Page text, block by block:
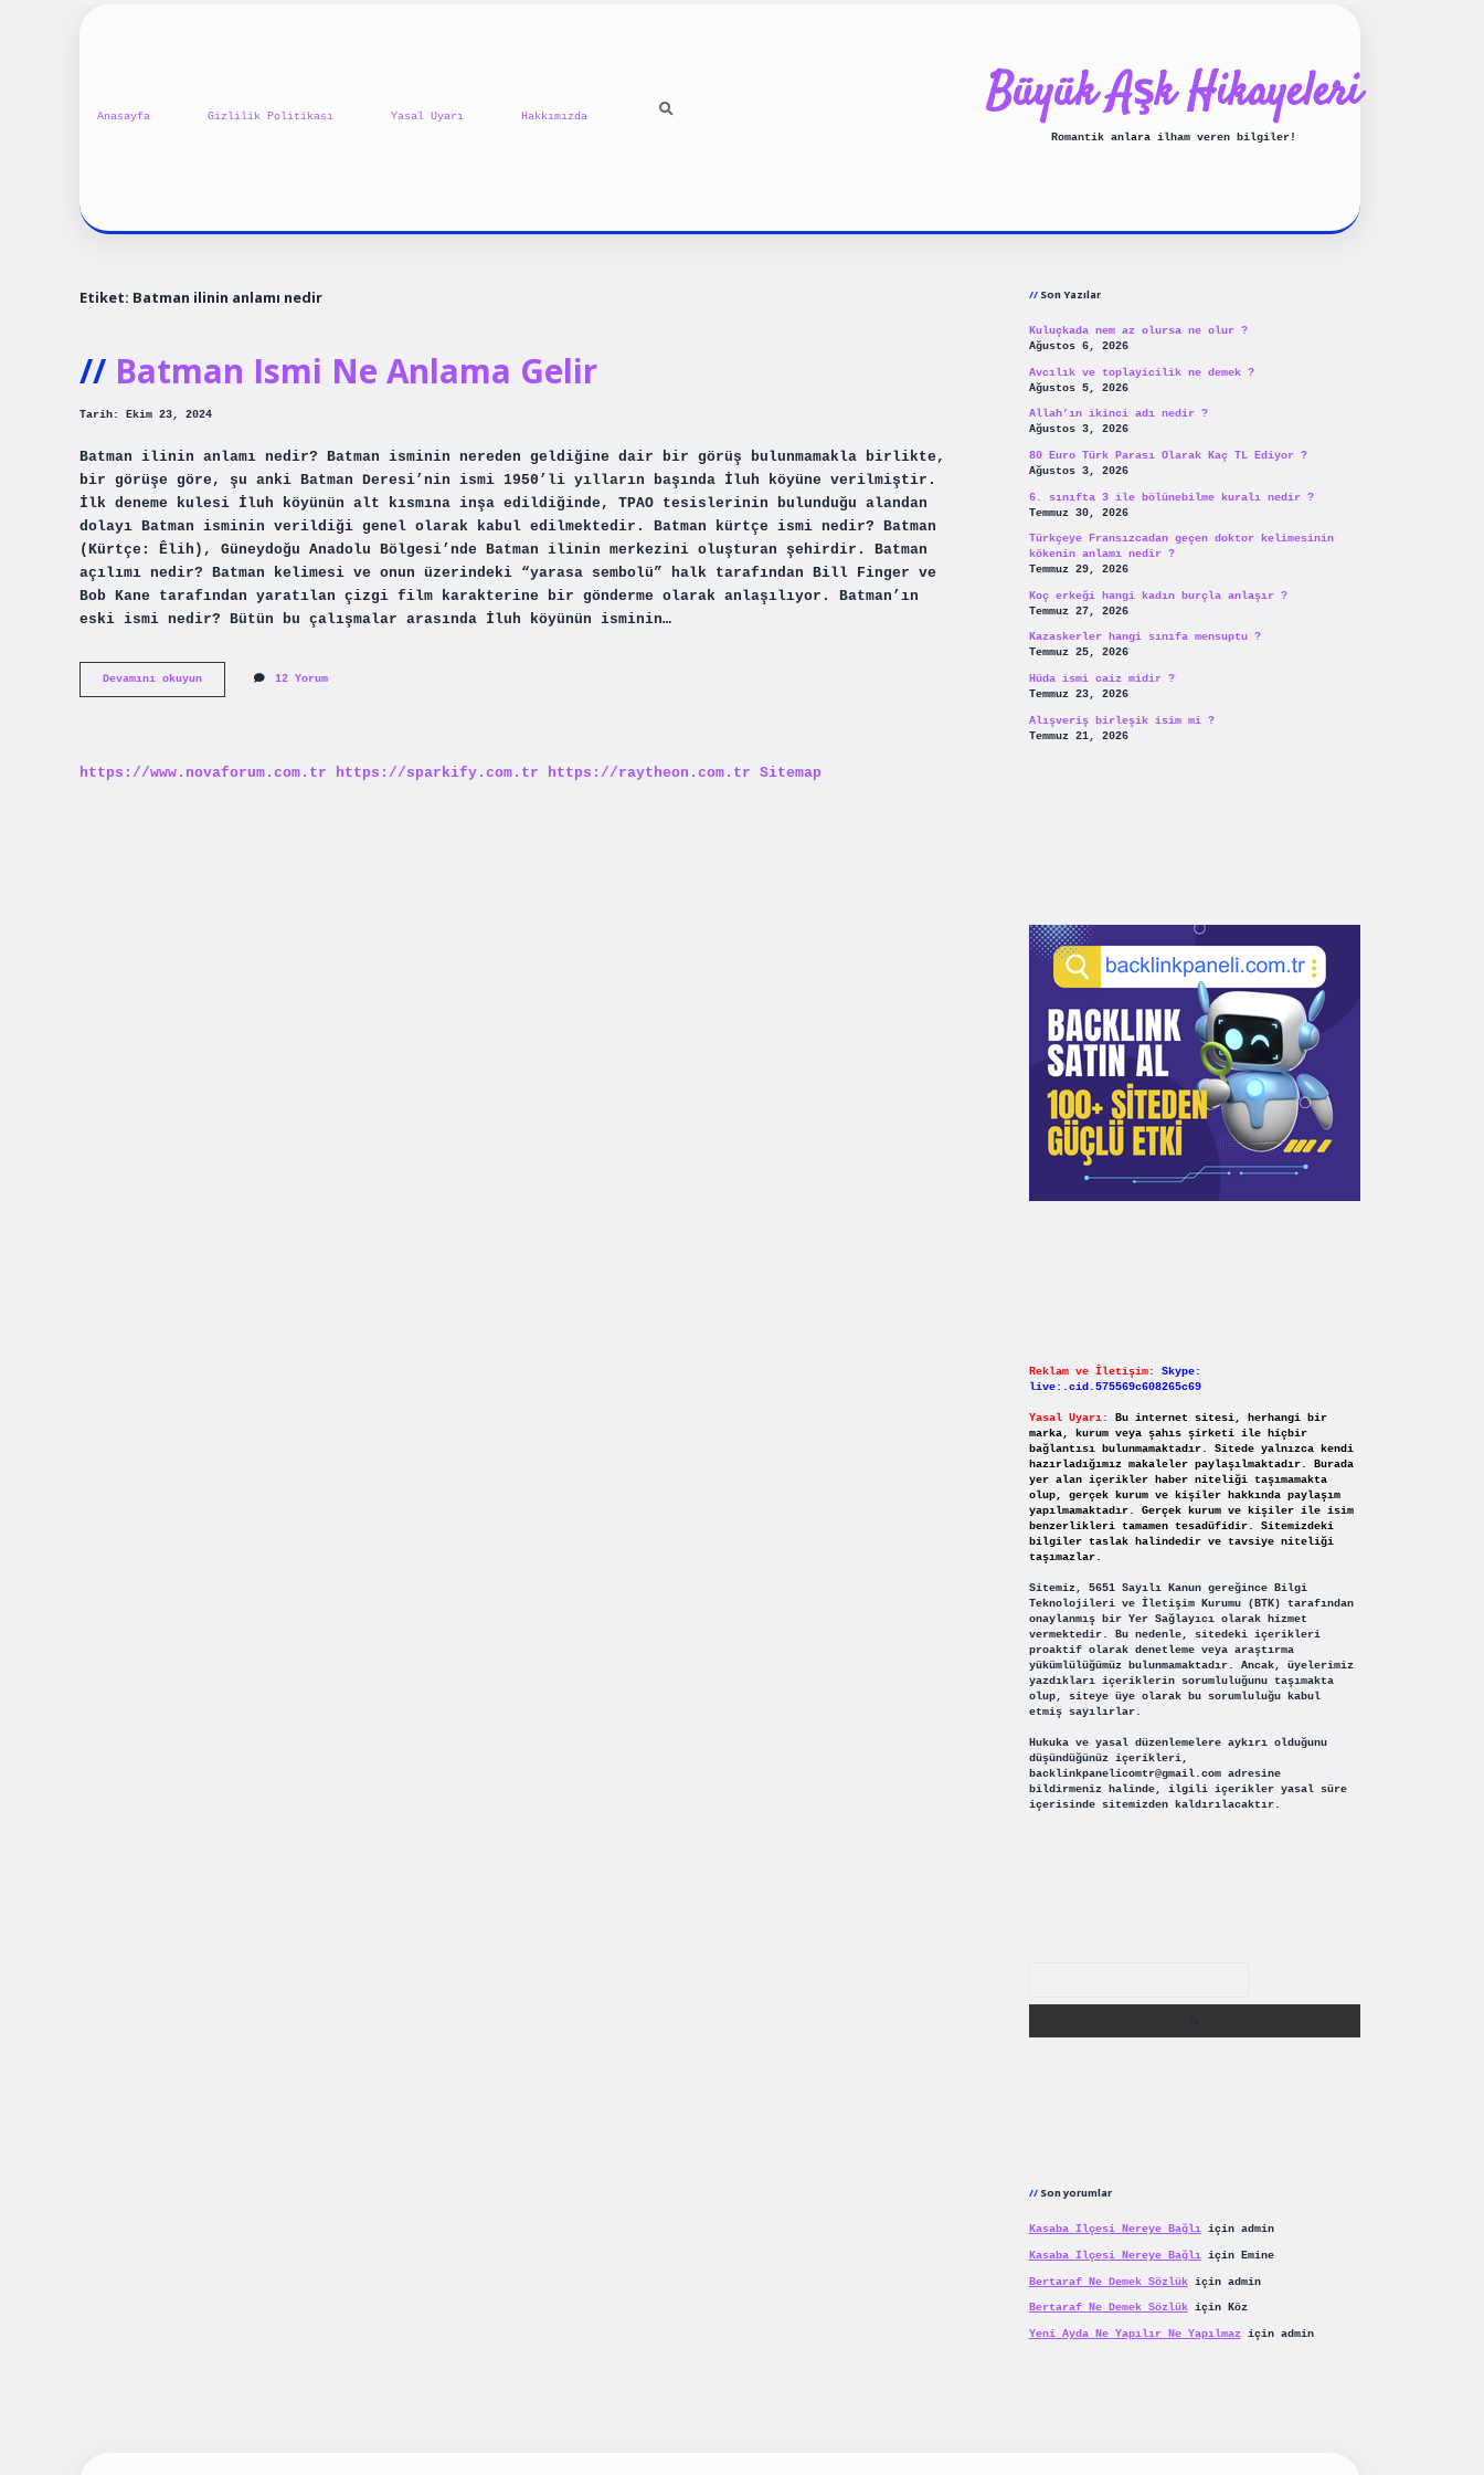
Anasayfa Gizlilik Politikası Yasal Uyarı Hakkımızda Büyük Aşk Hikayeleri
Romantik anlara ilham veren bilgiler!
Etiket: Batman ilinin anlamı nedir
Batman Ismi Ne Anlama Gelir
Tarih: Ekim 23, 2024
Batman ilinin anlamı nedir? Batman isminin nereden geldiğine dair bir görüş bulunmamakla birlikte,
bir görüşe göre, şu anki Batman Deresi’nin ismi 1950’li yılların başında İluh köyüne verilmiştir.
İlk deneme kulesi İluh köyünün alt kısmına inşa edildiğinde, TPAO tesislerinin bulunduğu alandan
dolayı Batman isminin verildiği genel olarak kabul edilmektedir. Batman kürtçe ismi nedir? Batman
(Kürtçe: Êlih), Güneydoğu Anadolu Bölgesi’nde Batman ilinin merkezini oluşturan şehirdir. Batman
açılımı nedir? Batman kelimesi ve onun üzerindeki “yarasa sembolü” halk tarafından Bill Finger ve
Bob Kane tarafından yaratılan çizgi film karakterine bir gönderme olarak anlaşılıyor. Batman’ın
eski ismi nedir? Bütün bu çalışmalar arasında İluh köyünün isminin…
Devamını okuyunBatman
Ismi
12 Yorum
https://www.novaforum.com.tr https://sparkify.com.tr https://raytheon.com.tr Sitemap
Son Yazılar
Kuluçkada nem az olursa ne olur ?
Ağustos 6, 2026
Avcılık ve toplayicilik ne demek ?
Ağustos 5, 2026
Allah’ın ikinci adı nedir ?
Ağustos 3, 2026
80 Euro Türk Parası Olarak Kaç TL Ediyor ?
Ağustos 3, 2026
6. sınıfta 3 ile bölünebilme kuralı nedir ?
Temmuz 30, 2026
Türkçeye Fransızcadan geçen doktor kelimesinin
kökenin anlamı nedir ?
Temmuz 29, 2026
Koç erkeği hangi kadın burçla anlaşır ?
Temmuz 27, 2026
Kazaskerler hangi sınıfa mensuptu ?
Temmuz 25, 2026
Hüda ismi caiz midir ?
Temmuz 23, 2026
Alışveriş birleşik isim mi ?
Temmuz 21, 2026
Reklam ve İletişim:
Skype:
live:.cid.575569c608265c69
Yasal Uyarı:
Bu internet sitesi, herhangi bir
marka, kurum veya şahıs şirketi ile hiçbir
bağlantısı bulunmamaktadır. Sitede yalnızca kendi
hazırladığımız makaleler paylaşılmaktadır. Burada
yer alan içerikler haber niteliği taşımamakta
olup, gerçek kurum ve kişiler hakkında paylaşım
yapılmamaktadır. Gerçek kurum ve kişiler ile isim
benzerlikleri tamamen tesadüfidir. Sitemizdeki
bilgiler taslak halindedir ve tavsiye niteliği
taşımazlar.
Sitemiz, 5651 Sayılı Kanun gereğince Bilgi
Teknolojileri ve İletişim Kurumu (BTK) tarafından
onaylanmış bir Yer Sağlayıcı olarak hizmet
vermektedir. Bu nedenle, sitedeki içerikleri
proaktif olarak denetleme veya araştırma
yükümlülüğümüz bulunmamaktadır. Ancak, üyelerimiz
yazdıkları içeriklerin sorumluluğunu taşımakta
olup, siteye üye olarak bu sorumluluğu kabul
etmiş sayılırlar.
Hukuka ve yasal düzenlemelere aykırı olduğunu
düşündüğünüz içerikleri,
backlinkpanelicomtr@gmail.comadresine
bildirmeniz halinde, ilgili içerikler yasal süre
içerisinde sitemizden kaldırılacaktır.
Son yorumlar
Kasaba Ilçesi Nereye Bağlıiçin admin
Kasaba Ilçesi Nereye Bağlıiçin Emine
Bertaraf Ne Demek Sözlükiçin admin
Bertaraf Ne Demek Sözlükiçin Köz
Yeni Ayda Ne Yapılır Ne Yapılmaziçin admin